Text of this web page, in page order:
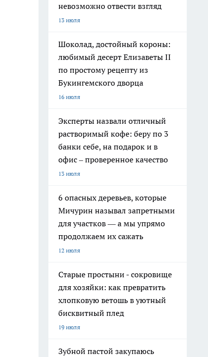
невозможно отвести взгляд
13 июля
Шоколад, достойный короны:
любимый десерт Елизаветы II
по простому рецепту из
Букингемского дворца
16 июля
Эксперты назвали отличный
растворимый кофе: беру по 3
банки себе, на подарок и в
офис – проверенное качество
13 июля
6 опасных деревьев, которые
Мичурин называл запретными
для участков — а мы упрямо
продолжаем их сажать
12 июля
Старые простыни - сокровище
для хозяйки: как превратить
хлопковую ветошь в уютный
бисквитный плед
19 июля
Зубной пастой закупаюсь